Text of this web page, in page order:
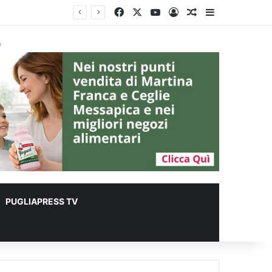
quadrati FacebookYou TubeAccediUn articolo a
PUGLIAPRESS TV